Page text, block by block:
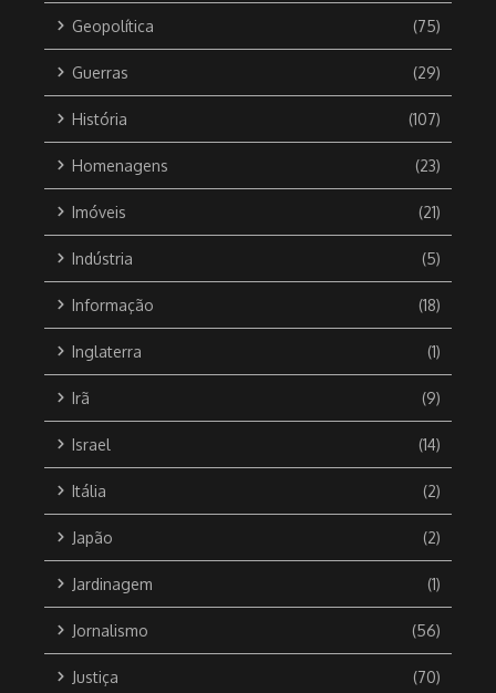
Geopolítica (75)
Guerras (29)
História (107)
Homenagens (23)
Imóveis (21)
Indústria (5)
Informação (18)
Inglaterra (1)
Irã (9)
Israel (14)
Itália (2)
Japão (2)
Jardinagem (1)
Jornalismo (56)
Justiça (70)